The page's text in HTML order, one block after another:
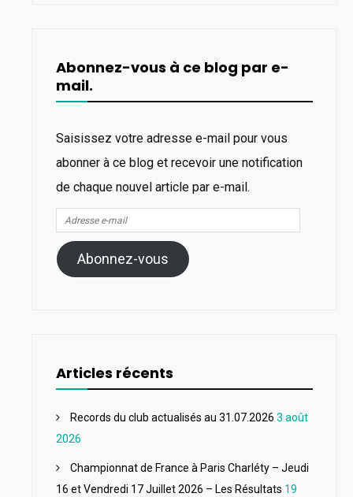
Abonnez-vous à ce blog par e-
mail.
Saisissez votre adresse e-mail pour vous
abonner à ce blog et recevoir une notification
de chaque nouvel article par e-mail.
Adresse
e-
mail
Abonnez-vous
Articles récents
Records du club actualisés au 31.07.2026 3 août
2026
Championnat de France à Paris Charléty – Jeudi
16 et Vendredi 17 Juillet 2026 – Les Résultats 19